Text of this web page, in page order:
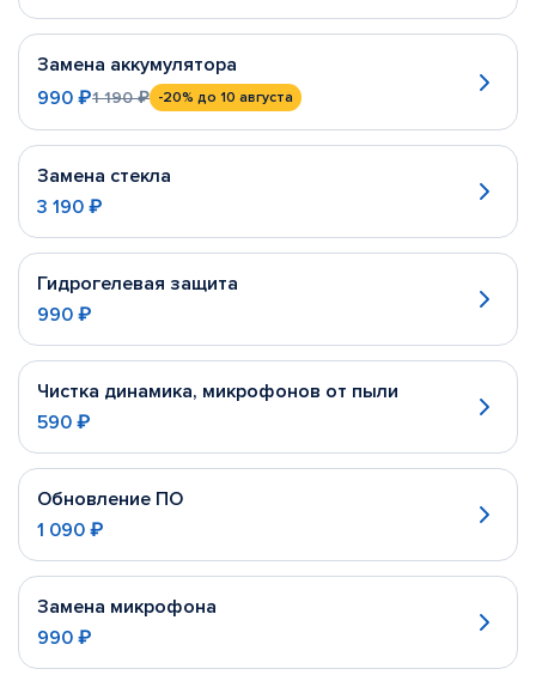
Замена аккумулятора
990 ₽1 190 ₽ -20% до 10 августа
Замена стекла
3 190 ₽
Гидрогелевая защита
990 ₽
Чистка динамика, микрофонов от пыли
590 ₽
Обновление ПО
1 090 ₽
Замена микрофона
990 ₽